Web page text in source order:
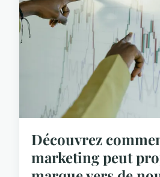
Découvrez
marketing peut